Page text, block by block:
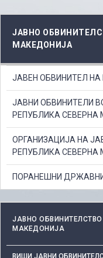
ЈАВНО
МАКЕДОНИЈА
ЈАВЕН ОБВИНИТЕЛ
ЈАВНИ ОБВИНИТЕЛИ
РЕПУБЛИКА
ОРГАНИЗАЦИЈА НА
РЕПУБЛИКА
ПОРАНЕШНИ
ЈАВНО
МАКЕДОНИЈА
ВИШИ ЈАВНИ